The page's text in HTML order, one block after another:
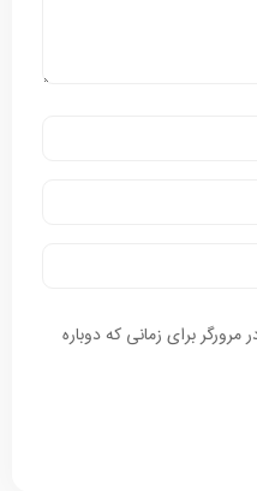
برای زمانی که دوباره